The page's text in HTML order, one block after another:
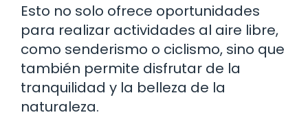
Esto no solo ofrece oportunidades
para realizar actividades al aire libre,
como senderismo o ciclismo, sino que
también permite disfrutar de la
tranquilidad y la belleza de la
naturaleza.